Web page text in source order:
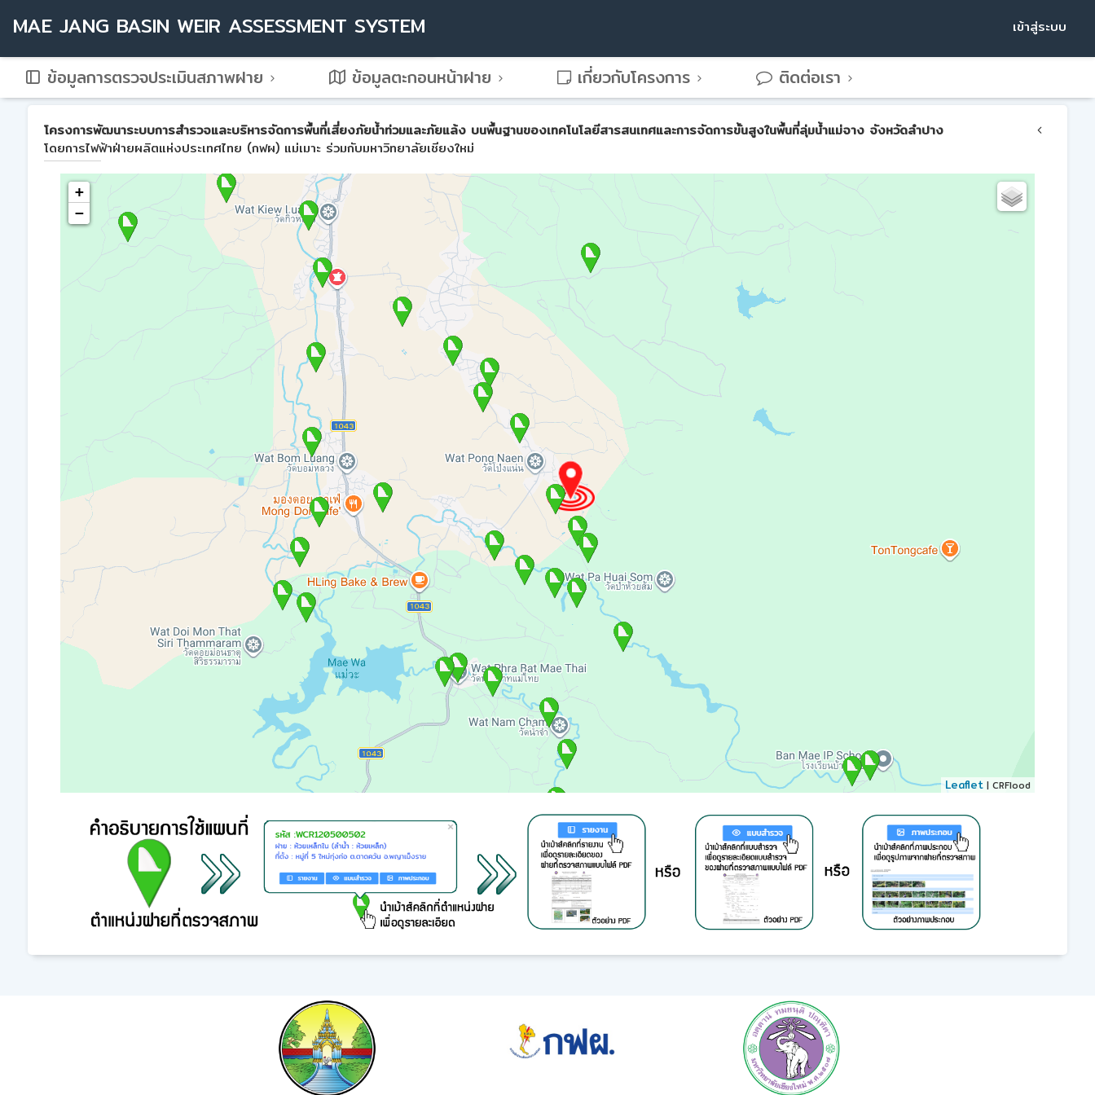
MAE JANG BASIN WEIR ASSESSMENT SYSTEM เข้าสู่ระบบ
ข้อมูลการตรวจประเมินสภาพฝาย ข้อมูลตะกอนหน้าฝาย เกี่ยวกับโครงการ ติดต่อเรา
โครงการพัฒนาระบบการสำรวจและบริหารจัดการพื้นที่เสี่ยงภัยน้ำท่วมและภัยแล้ง บนพื้นฐานของเทคโนโลยีสารสนเทศและการจัดการขั้นสูงในพื้นที่ลุ่มน้ำแม่จาง จังหวัดลำปาง
โดยการไฟฟ้าฝ่ายผลิตแห่งประเทศไทย (กฟผ) แม่เมาะ ร่วมกับมหาวิทยาลัยเชียงใหม่
+
−
Leaflet | CRFlood